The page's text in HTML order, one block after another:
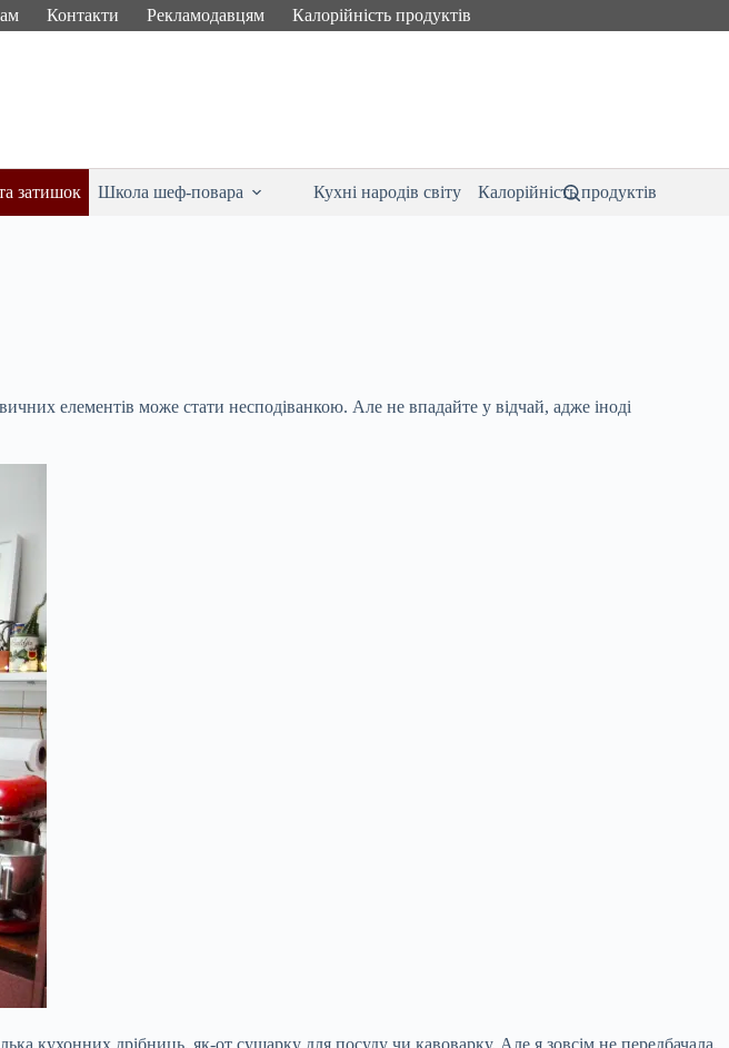
Контакти Рекламодавцям Калорійність продуктів
затишок Школа шеф-повара Кухні народів світу Калорійність продуктів
елементів може стати несподіванкою. Але не впадайте у відчай, адже іноді
кухонних дрібниць, як-от сушарку для посуду чи кавоварку. Але я зовсім не передбачала,